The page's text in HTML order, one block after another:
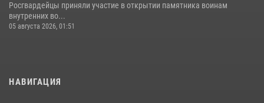
Росгвардейцы приняли участие в открытии памятника воинам
внутренних во...
05 августа 2026, 01:51
НАВИГАЦИЯ